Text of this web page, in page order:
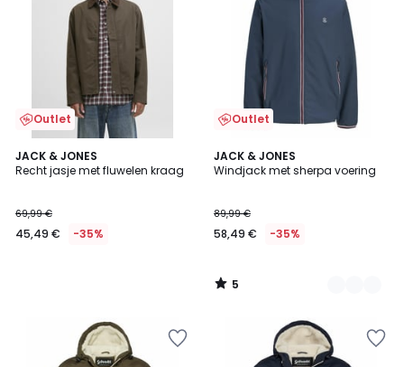
Outlet
JACK & JONES
Recht jasje met fluwelen kraag
69,99 €
45,49 € -35%
Outlet
JACK & JONES
Windjack met sherpa voering
89,99 €
58,49 € -35%
5
/
3
Kleuren
5
/